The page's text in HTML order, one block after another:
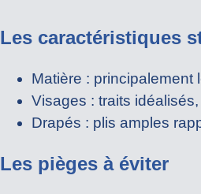
Les caractéristiques
Matière : principalement
Visages : traits
Drapés : plis amples
Les pièges à éviter